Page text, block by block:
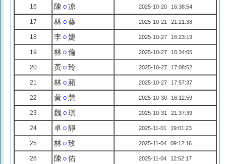
16 陳 ○凉 2025-10-20 16:38:54
17 林○葵 2025-10-21 21:21:38
18 李○婕 2025-10-27 16:23:19
19 林○倫 2025-10-27 16:34:05
20 黃○玲 2025-10-27 17:08:52
21 林○蘋 2025-10-27 17:57:37
22 黃○慧 2025-10-30 16:12:59
23 魏 ○琪 2025-10-31 21:37:39
24 卓○靜 2025-11-01 19:01:23
25 林○玫 2025-11-04 09:12:16
26 陳 ○佑 2025-11-04 12:52:17